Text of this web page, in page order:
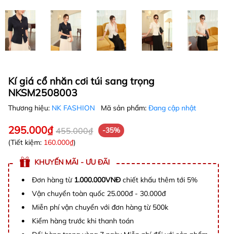
Kí giá cổ nhăn cơi túi sang trọng
NKSM2508003
Thương hiệu: NK FASHION Mã sản phẩm: Đang cập nhật
295.000₫ 455.000₫
-35%
(Tiết kiệm: 160.000₫)
KHUYẾN MÃI - ƯU ĐÃI
Đơn hàng từ 1.000.000VNĐchiết khấu thêm tới 5%
Vận chuyển toàn quốc 25.000đ - 30.000đ
Miễn phí vận chuyển với đơn hàng từ 500k
Kiểm hàng trước khi thanh toán